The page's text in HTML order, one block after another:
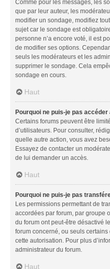
Comme pour les messages, les
que par leur auteur, les
modifier un sondage, modifiez
sujet car le sondage est
personne n’a encore voté, il est
de modifier ses options.
seuls les modérateurs et les
supprimer le sondage. Cela
sondage en cours.
Haut
Pourquoi ne puis-je pas accéder
Certains forums peuvent être
d’utilisateurs. Pour consulter,
quelle autre action, vous avez
Essayez de contacter un
de lui demander un accès.
Haut
Pourquoi ne puis-je pas
Les permissions permettant de
accordées par forum, par groupe
du forum ont peut-être désactivé
forum concerné, ou seuls
cette autorisation. Pour plus
administrateur du forum.
Haut